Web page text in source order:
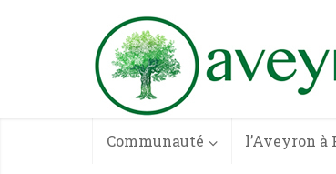
Communauté l’Aveyron à